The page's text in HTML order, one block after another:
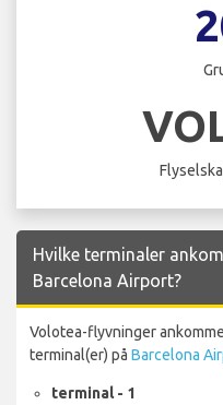
Hvilke terminaler
Barcelona Airport?
Volotea-flyvninger
terminal(er) på Barcelona
terminal - 1